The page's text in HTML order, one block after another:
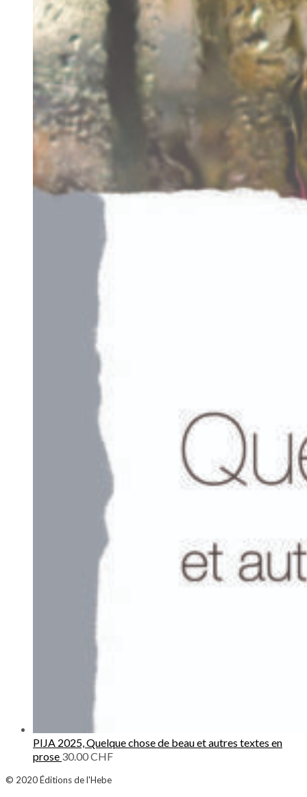
PIJA 2025, Quelque chose de beau et autres textes en
prose 30.00CHF
© 2020Éditions de l'Hebe